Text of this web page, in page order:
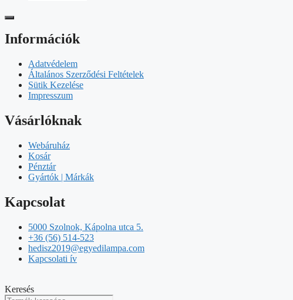
Információk
Adatvédelem
Általános Szerződési Feltételek
Sütik Kezelése
Impresszum
Vásárlóknak
Webáruház
Kosár
Pénztár
Gyártók | Márkák
Kapcsolat
5000 Szolnok, Kápolna utca 5.
+36 (56) 514-523
hedisz2019@egyedilampa.com
Kapcsolati ív
Keresés